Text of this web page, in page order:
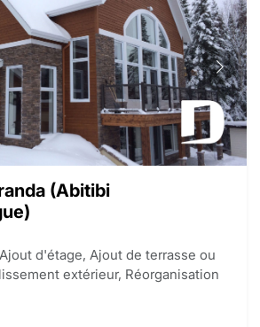
(Abitibi
d'étage, Ajout de terrasse ou
extérieur, Réorganisation